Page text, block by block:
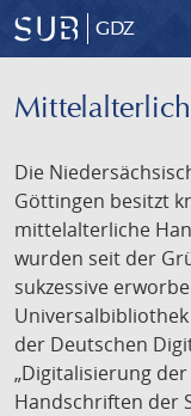
GDZ
Die
Göttingen besitzt
mittelalterliche
wurden seit der
sukzessive
der Deutschen
„Digitalisierung
Handschriften der